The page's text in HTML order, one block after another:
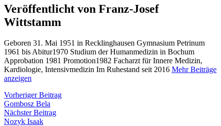
Veröffentlicht von Franz-Josef
Wittstamm
Geboren 31. Mai 1951 in Recklinghausen Gymnasium Petrinum
1961 bis Abitur1970 Studium der Humanmedizin in Bochum
Approbation 1981 Promotion1982 Facharzt für Innere Medizin,
Kardiologie, Intensivmedizin Im Ruhestand seit 2016 Mehr Beiträge
anzeigen
Beitragsnavigation
Vorheriger BeitragVorheriger
Gombosz Bela
Nächster BeitragNächster
Nozyk Isaak